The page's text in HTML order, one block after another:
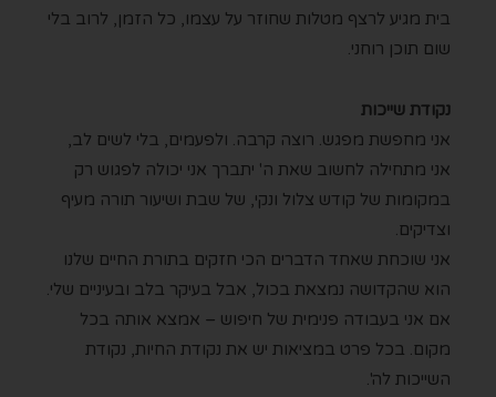
בית מגיע לרצף מטלות שחוזר על עצמו, כל הזמן, לרוב בלי
שום תוכן רוחני.
נקודת שייכות
אני מחפשת מפגש. רוצה קרבה. ולפעמים, בלי לשים לב,
אני מתחילה לחשוב שאת ה' יתברך אני יכולה לפגוש רק
במקומות של קודש צלול ונקי, של שבת ושיעור תורה מעיף
וצדיקים.
אני שוכחת שאחד הדברים הכי חזקים בתורת החיים שלנו
הוא שהקדושה נמצאת בכול, אבל בעיקר בלב ובעיניים שלי.
אם אני בעבודה פנימית של חיפוש – אמצא אותה בכל
מקום. בכל פרט במציאות יש את נקודת החיות, נקודת
השייכות לה'.